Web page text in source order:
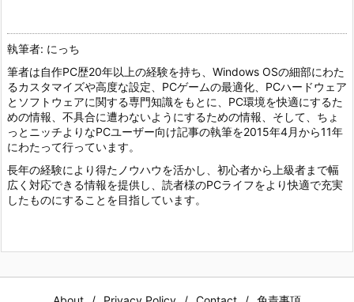
執筆者: にっち
筆者は自作PC歴20年以上の経験を持ち、Windows OSの細部にわた
るカスタマイズや高度な設定、PCゲームの最適化、PCハードウェア
とソフトウェアに関する専門知識をもとに、PC環境を快適にするた
めの情報、不具合に遭わないようにするための情報、そして、ちょ
っとニッチよりなPCユーザー向け記事の執筆を2015年4月から11年
にわたって行っています。
長年の経験により得たノウハウを活かし、初心者から上級者まで幅
広く対応できる情報を提供し、読者様のPCライフをより快適で充実
したものにすることを目指しています。